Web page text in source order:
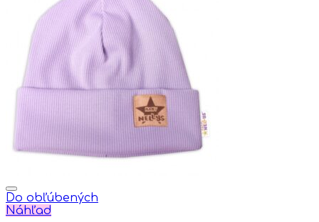
multiple
variants.
options
may
chosen
Do obľúbených
Náhľad